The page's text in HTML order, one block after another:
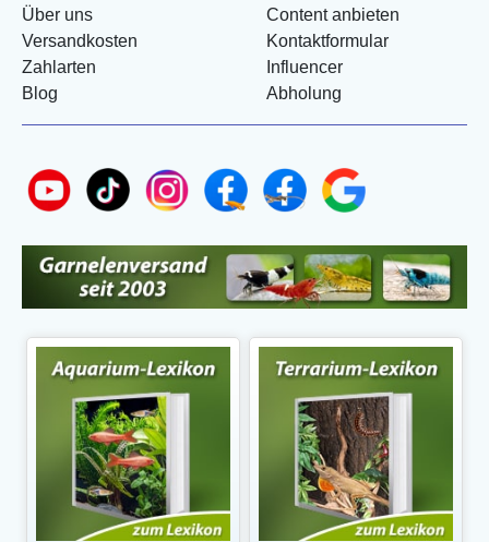
Über uns
Versandkosten
Zahlarten
Blog
Content anbieten
Kontaktformular
Influencer
Abholung